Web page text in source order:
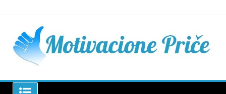
Motivacione Priče